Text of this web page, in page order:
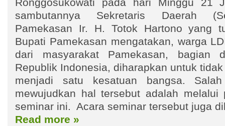
Ronggosukowati pada hari Minggu 21
sambutannya Sekretaris Daerah
Pamekasan Ir. H. Totok Hartono yang
Bupati Pamekasan mengatakan, warga
dari masyarakat Pamekasan, bagian
Republik Indonesia, diharapkan untuk
menjadi satu kesatuan bangsa.
mewujudkan hal tersebut adalah melalui
seminar ini. Acara seminar tersebut juga
Read more »